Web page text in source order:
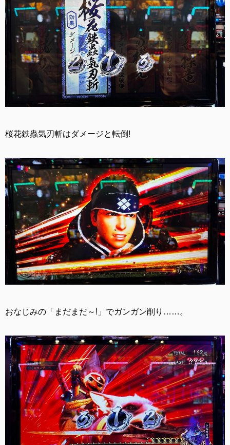
桜花鉄蟲気刃斬はダメージと転倒!
おなじみの「まだまだ～!」でガンガン削り……。